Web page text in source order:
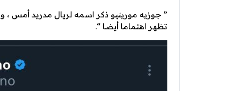
” جوزيه مورينيو ذكر اسمه لريال مدريد أمس ،
تظهر اهتماما أيضا “.